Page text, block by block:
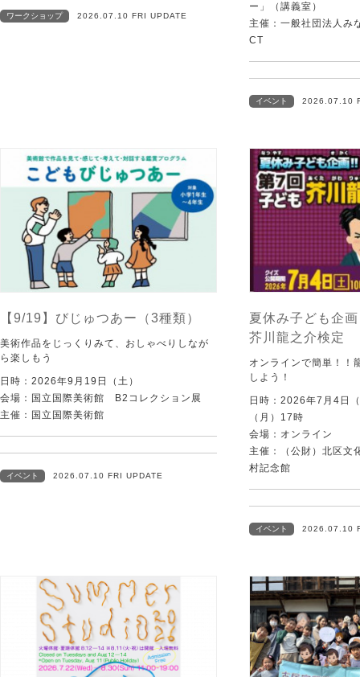
ワークショップ 2026.07.10 FRI UPDATE
ー」（講義室）
主催：一般社団法人み
CT
イベント 2026.07.10
【9/19】びじゅつあー（3種類）
美術作品をじっくりみて、おしゃべりしなが
ら楽しもう
日時：2026年9月19日（土）
会場：国立国際美術館 B2コレクション展
主催：国立国際美術館
イベント 2026.07.10 FRI UPDATE
夏休み子ども企
芥川龍之介検定
オンラインで簡単！！
しよう！
日時：2026年7月4日
（月）17時
会場：オンライン
主催：（公財）北区
村記念館
イベント 2026.07.10